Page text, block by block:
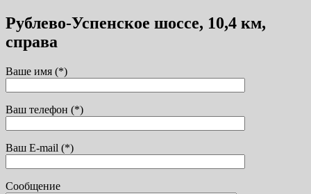
Рублево-Успенское шоссе, 10,4 км,
справа
Ваше имя (*)
Ваш телефон (*)
Ваш E-mail (*)
Сообщение